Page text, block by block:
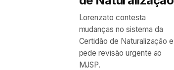
Lorenzato contesta
mudanças no sistema da
Certidão de Naturalização e
pede revisão urgente ao
MJSP.